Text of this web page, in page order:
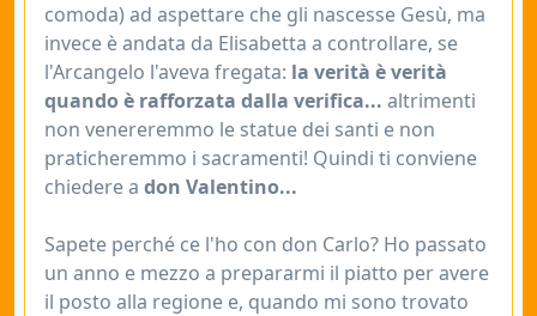
comoda) ad aspettare che gli nascesse Gesù, ma
invece è andata da Elisabetta a controllare, se
l'Arcangelo l'aveva fregata: la verità è verità
quando è rafforzata dalla verifica... altrimenti
non venereremmo le statue dei santi e non
praticheremmo i sacramenti! Quindi ti conviene
chiedere a don Valentino...
Sapete perché ce l'ho con don Carlo? Ho passato
un anno e mezzo a prepararmi il piatto per avere
il posto alla regione e, quando mi sono trovato